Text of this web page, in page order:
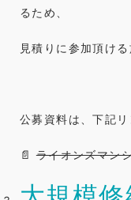
るため、
見積りに参加頂け
公募資料は、下記
📄ライオンズマン